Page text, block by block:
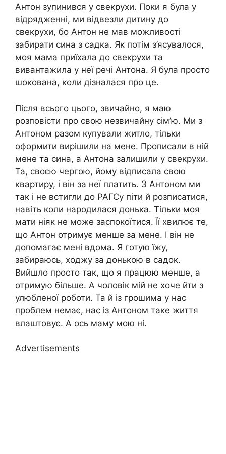
Антон зупинився у свекрухи. Поки я була у
відрядженні, ми відвезли дитину до
свекрухи, бо Антон не мав можливості
забирати сина з садка. Як потім з’ясувалося,
моя мама приїхала до свекрухи та
вивантажила у неї речі Антона. Я була просто
шокована, коли дізналася про це.
Після всього цього, звичайно, я маю
розповісти про свою незвичайну сім’ю. Ми з
Антоном разом купували житло, тільки
оформити вирішили на мене. Прописали в ній
мене та сина, а Антона залишили у свекрухи.
Та, своєю чергою, йому відписала свою
квартиру, і він за неї платить. З Антоном ми
так і не встигли до РАГСу піти й розписатися,
навіть коли народилася донька. Тільки моя
мати ніяк не може заспокоїтися. Її хвилює те,
що Антон отримує менше за мене. І він не
допомагає мені вдома. Я готую їжу,
забираюсь, ходжу за донькою в садок.
Вийшло просто так, що я працюю менше, а
отримую більше. А чоловік мій не хоче йти з
улюбленої роботи. Та й із грошима у нас
проблем немає, нас із Антоном таке життя
влаштовує. А ось маму мою ні.
Advertisements